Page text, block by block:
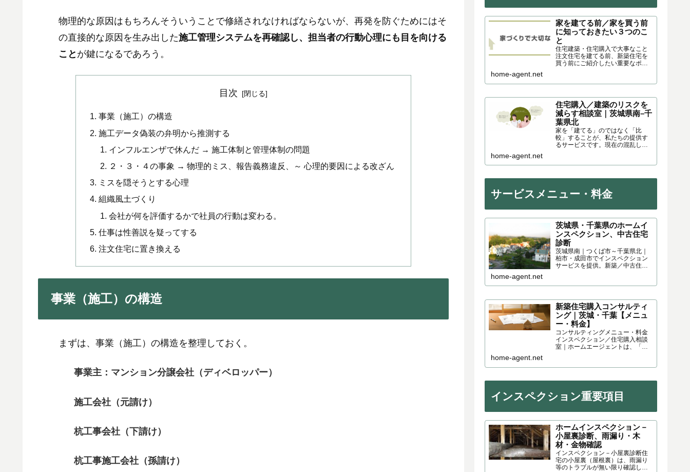
物理的な原因はもちろんそういうことで修繕されなければならないが、再発を防ぐためにはそ
の直接的な原因を生み出した施工管理システムを再確認し、担当者の行動心理にも目を向ける
こと が鍵になるであろう。
目次
事業（施工）の構造
施工データ偽装の弁明から推測する
インフルエンザで休んだ → 施工体制と管理体制の問題
２・３・４の事象 → 物理的ミス、報告義務違反、～ 心理的要因による改ざん
ミスを隠そうとする心理
組織風土づくり
会社が何を評価するかで社員の行動は変わる。
仕事は性善説を疑ってする
注文住宅に置き換える
事業（施工）の構造
まずは、事業（施工）の構造を整理しておく。
事業主：マンション分譲会社（ディベロッパー）
施工会社（元請け）
杭工事会社（下請け）
杭工事施工会社（孫請け）
家を建てる前／家を買う前
に知っておきたい３つのこ
と
住宅建築・住宅購入で大事なこと
注文住宅を建てる前、新築住宅を
買う前にご紹介したい重要なポイ
工務店・設計事務所の建物に出会
場監督・製作を通して様々な角度...
home-agent.net
住宅購入／建築のリスクを
減らす相談室｜茨城県南–千
葉県北
家を「建てる」のではなく「比
較」することが、私たちの提供す
るサービスです。現在の混乱した
その住宅商品の特徴を分かりやす
ば市～千葉県北｜柏市・成田市で
home-agent.net
サービスメニュー・料金
茨城県・千葉県のホームイ
ンスペクション、中古住宅
診断
茨城県南｜つくば市～千葉県北｜
柏市・成田市でインスペクション
サービスを提供。新築／中古住宅
い」「見たけど分からない」。こ
スペクション／住宅診断」です。
home-agent.net
新築住宅購入コンサルティ
ング｜茨城・千葉【メニュ
ー・料金】
コンサルティングメニュー・料金
インスペクション／住宅購入相談
室｜ホームエージェントは、「家
ィング事務所です。茨城県・千葉
コンサルティングサービスを提供...
home-agent.net
インスペクション重要項目
ホームインスペクション－
小屋裏診断、雨漏り・木
材・金物確認
インスペクション－小屋裏診断住
宅の小屋裏（屋根裏）は、雨漏り
等のトラブルが無い限り確認しな